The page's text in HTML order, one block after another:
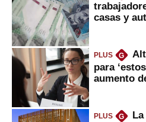
casas y
PLUS G
para
aumento
PLUS G